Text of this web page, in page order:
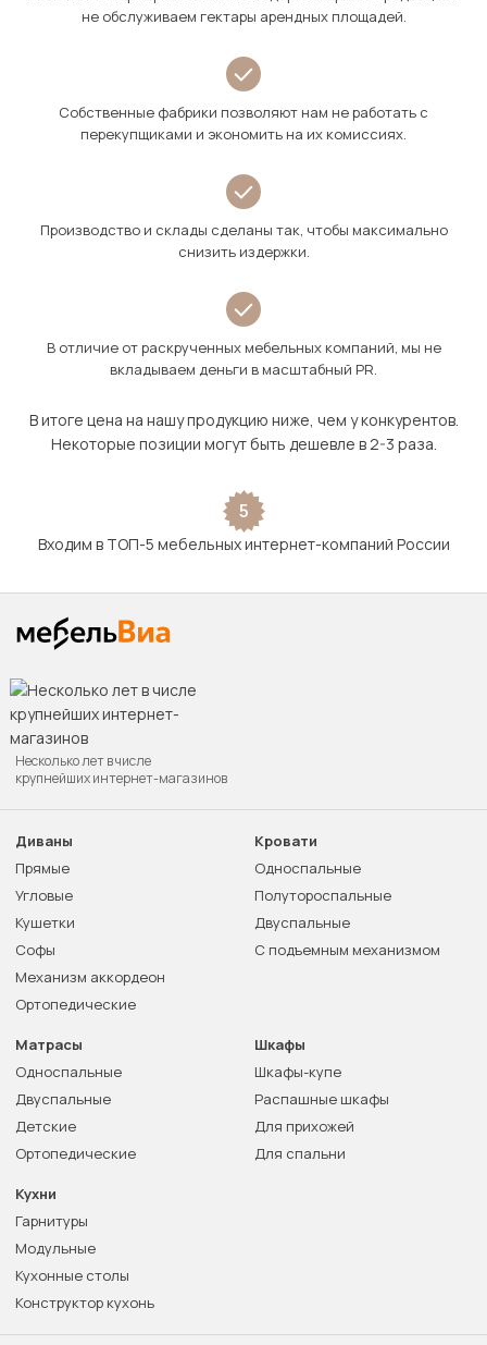
не обслуживаем гектары арендных площадей.
Собственные фабрики позволяют нам не работать с
перекупщиками и экономить на их комиссиях.
Производство и склады сделаны так, чтобы максимально
снизить издержки.
В отличие от раскрученных мебельных компаний, мы не
вкладываем деньги в масштабный PR.
В итоге цена на нашу продукцию ниже, чем у конкурентов.
Некоторые позиции могут быть дешевле в 2-3 раза.
5
Входим в ТОП-5 мебельных интернет-компаний России
Несколько лет в числе
крупнейших интернет-магазинов
Диваны
Прямые
Угловые
Кушетки
Софы
Механизм аккордеон
Ортопедические
Кровати
Односпальные
Полутороспальные
Двуспальные
С подъемным механизмом
Матрасы
Односпальные
Двуспальные
Детские
Ортопедические
Шкафы
Шкафы-купе
Распашные шкафы
Для прихожей
Для спальни
Кухни
Гарнитуры
Модульные
Кухонные столы
Конструктор кухонь